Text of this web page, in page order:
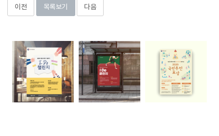
이전 목록보기 다음